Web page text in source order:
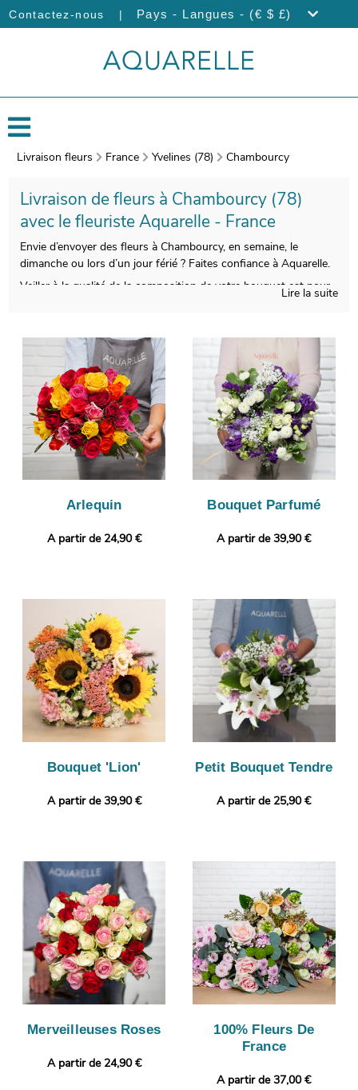
Contactez-nous | Pays - Langues - (€ $ £)
Livraison fleurs France Yvelines (78) Chambourcy
Livraison de fleurs à Chambourcy (78)
avec le fleuriste Aquarelle - France
Envie d’envoyer des fleurs à Chambourcy, en semaine, le
dimanche ou lors d’un jour férié ? Faites confiance à Aquarelle.
Veiller à la qualité de la composition de votre bouquet est pour
votre bouquet, et une photo de votre commande sera prise, une
fois le bouquet installé dans un contenant servant à son
transport. Puis, l’envoi au destinataire sera programmé, après
vous avoir fait parvenir la photo. Vous souhaitez ajouter une
touche qui vous ressemble ? Vous pouvez compléter votre
commande avec un message et une photo imprimée, pour un
cadeau encore plus personnalisé.
Lire la suite
Arlequin
A partir de 24,90 €
Bouquet Parfumé
A partir de 39,90 €
Bouquet 'Lion'
A partir de 39,90 €
Petit Bouquet Tendre
A partir de 25,90 €
Merveilleuses Roses
A partir de 24,90 €
100% Fleurs De
France
A partir de 37,00 €